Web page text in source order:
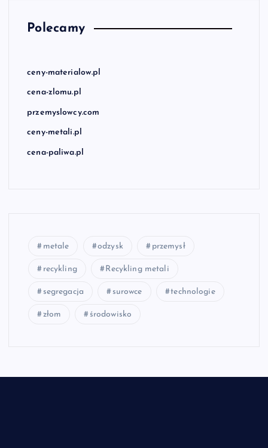
Polecamy
ceny-materialow.pl
cena-zlomu.pl
przemyslowcy.com
ceny-metali.pl
cena-paliwa.pl
metale odzysk przemysł
recykling Recykling metali
segregacja surowce technologie
złom środowisko